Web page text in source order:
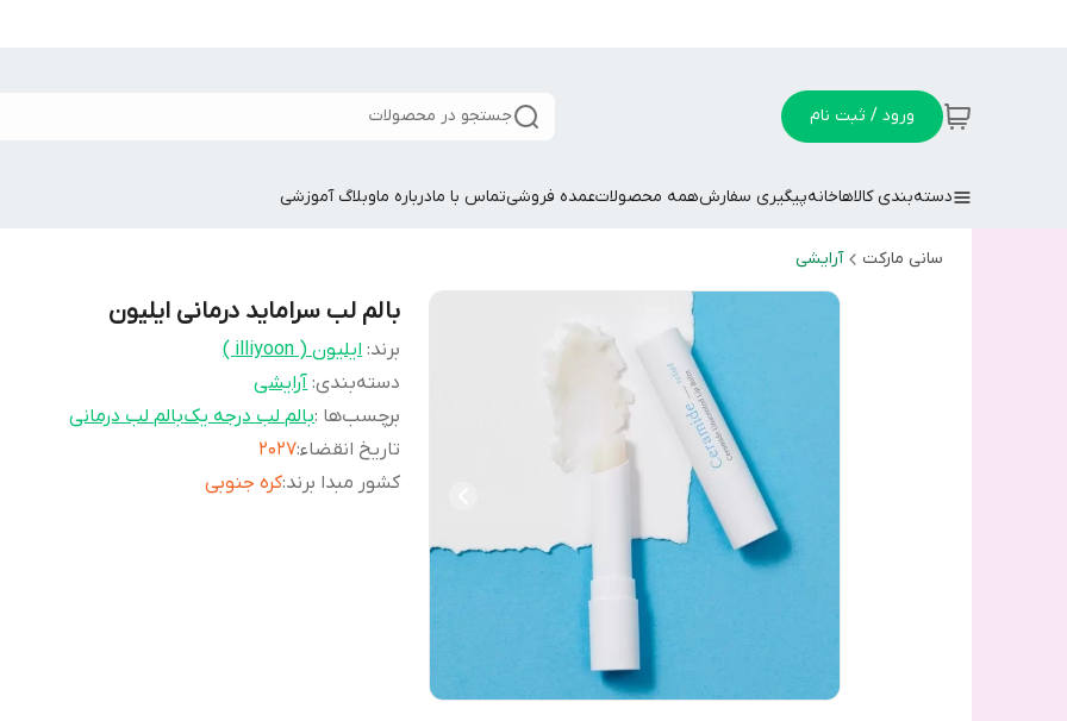
ورود / ثبت نام جستجو در محصولات
دسته‌بندی کالاهاخانهپیگیری سفارشهمه محصولاتعمده فروشیتماس با مادرباره ماوبلاگ آموزشی
سانی مارکت آرایشی
بالم لب سراماید درمانی ایلیون
برند: ایلیون ( illiyoon )
دسته‌بندی:آرایشی
برچسب‌ها :بالم لب درجه یکبالم لب درمانی
تاریخ انقضاء:۲۰۲۷
کشور مبدا برند:کره جنوبی